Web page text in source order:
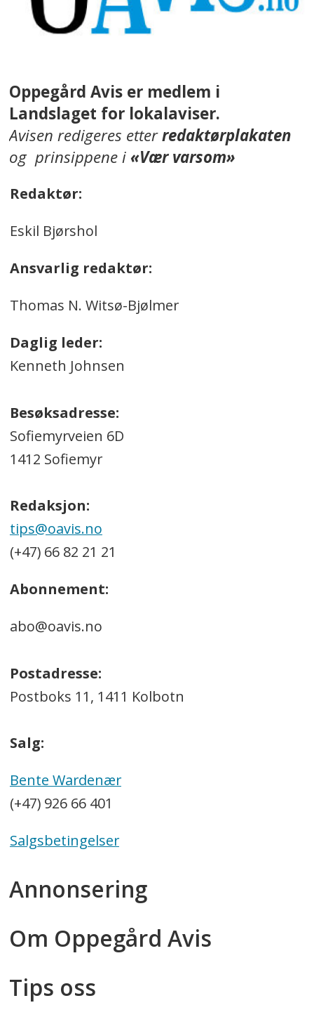
Oppegård Avis er medlem i
Landslaget for lokalaviser.
Avisen redigeres etterredaktørplakaten
og prinsippene i«Vær varsom»
Redaktør:
Eskil Bjørshol
Ansvarlig redaktør:
Thomas N. Witsø-Bjølmer
Daglig leder:
Kenneth Johnsen
Besøksadresse:
Sofiemyrveien 6D
1412 Sofiemyr
Redaksjon:
tips@oavis.no
(+47) 66 82 21 21
Abonnement:
abo@oavis.no
Postadresse:
Postboks 11, 1411 Kolbotn
Salg:
Bente Wardenær
(+47) 926 66 401
Salgsbetingelser
Annonsering
Om Oppegård Avis
Tips oss